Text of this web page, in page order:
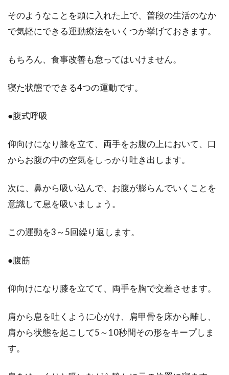
そのようなことを頭に入れた上で、普段の生活のなか
で気軽にできる運動療法をいくつか挙げておきます。
もちろん、食事改善も怠ってはいけません。
寝た状態でできる4つの運動です。
●腹式呼吸
仰向けになり膝を立て、両手をお腹の上において、口
からお腹の中の空気をしっかり吐き出します。
次に、鼻から吸い込んで、お腹が膨らんでいくことを
意識して息を吸いましょう。
この運動を3～5回繰り返します。
●腹筋
仰向けになり膝を立てて、両手を胸で交差させます。
肩から息を吐くように心がけ、肩甲骨を床から離し、
肩から状態を起こして5～10秒間その形をキープしま
す。